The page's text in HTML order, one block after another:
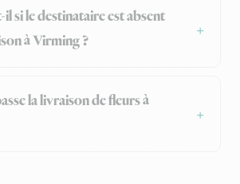
il si le destinataire est absent
à Virming ?
la livraison de fleurs à